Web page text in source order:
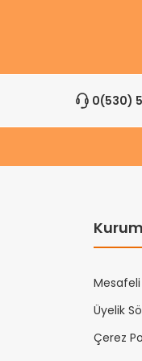
0(530)
Mesafeli
Üyelik
Çerez